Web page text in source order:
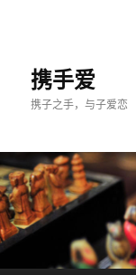
携手爱
携子之手，与子爱恋